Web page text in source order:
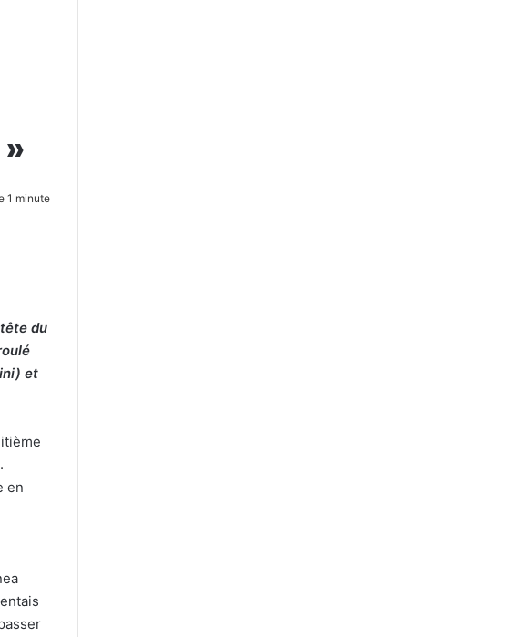
1 minute
du
et
en